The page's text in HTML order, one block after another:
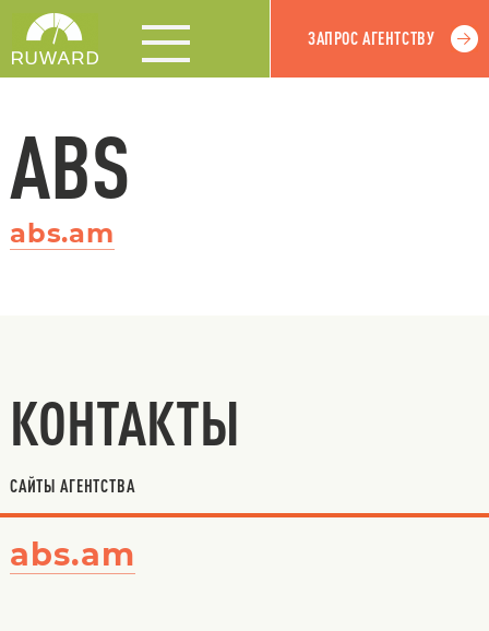
ЗАПРОС АГЕНТСТВУ
ABS
abs.am
КОНТАКТЫ
САЙТЫ АГЕНТСТВА
abs.am